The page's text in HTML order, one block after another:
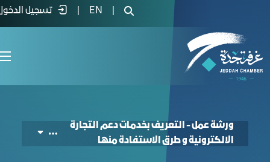
ورشة عمل - التعريف بخدمات دعم التجارة
EN تسجيل
ورشة عمل - التعريف بخدمات دعم التجارة
الالكترونية و طرق الاستفادة منها